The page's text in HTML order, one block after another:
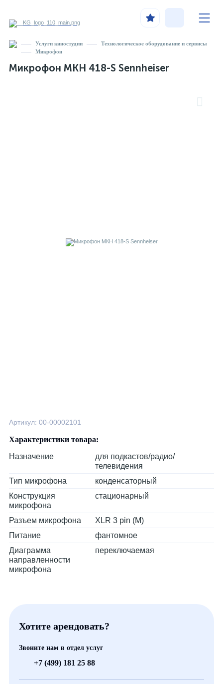
Услуги киностудии
Технологическое оборудование и сервисы
Микрофон
Микрофон МКН 418-S Sennheiser
Артикул: 00-00002101
Характеристики товара:
Назначение
для подкастов/радио/
телевидения
Тип микрофона
конденсаторный
Конструкция
микрофона
стационарный
Разъем микрофона
XLR 3 pin (M)
Питание
фантомное
Диаграмма
направленности
микрофона
переключаемая
Хотите арендовать?
Звоните нам в отдел услуг
+7 (499) 181 25 88